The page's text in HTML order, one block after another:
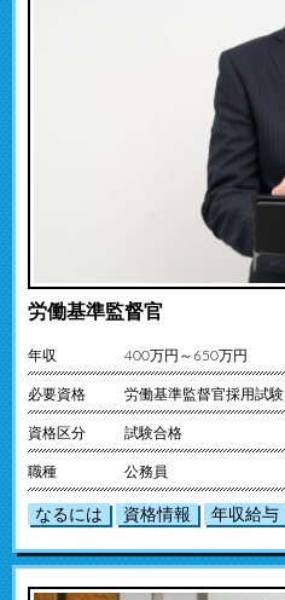
労働基準監督官
年収 400万円～650万円
必要資格 労働基準監督官採用試験
資格区分 試験合格
職種 公務員
なるには 資格情報 年収給与